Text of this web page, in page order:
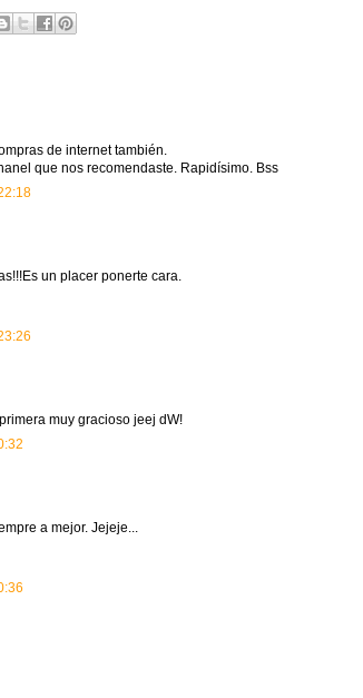
de internet también.
que nos recomendaste. Rapidísimo. Bss
un placer ponerte cara.
muy gracioso jeej dW!
a mejor. Jejeje...